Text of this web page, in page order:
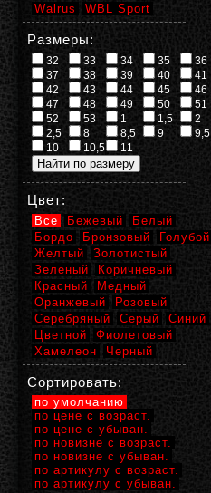
Walrus
WBL Sport
Размеры:
32 33 34 35
36
37
38 39 40
41
42
43 44 45
46
47
48 49 50
51
52
53 1 1,5
2
2,5
8 8,5 9
9,5
10
10,5 11
Цвет:
Все Бежевый
Белый
Бордо
Бронзовый
Голубой
Желтый
Золотистый
Зеленый
Коричневый
Красный
Медный
Оранжевый
Розовый
Серебряный
Серый
Синий
Цветной
Фиолетовый
Хамелеон
Черный
Сортировать:
по умолчанию
по цене с возраст.
по цене с убыван.
по новизне с возраст.
по новизне с убыван.
по артикулу с возраст.
по артикулу с убыван.